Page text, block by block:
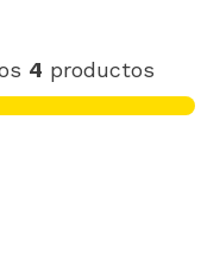
4 productos